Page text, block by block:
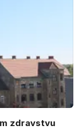
zdravstvu